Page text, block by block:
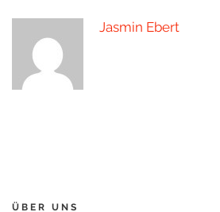
Jasmin Ebert
ÜBER UNS